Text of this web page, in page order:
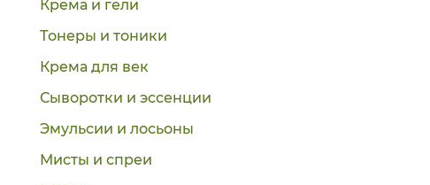
Крема и гели
Тонеры и тоники
Крема для век
Сыворотки и эссенции
Эмульсии и лосьоны
Мисты и спреи